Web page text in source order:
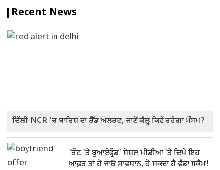
Recent News
ਦਿੱਲੀ-NCR 'ਚ ਬਾਰਿਸ਼ ਦਾ ਰੈੱਡ ਅਲਰਟ, ਜਾਣੋਂ ਕੱਲ੍ਹ ਕਿਵੇਂ ਰਹੇਗਾ ਮੌਸਮ?
'ਰੇਂਟ 'ਤੇ ਬੁਆਏਫ੍ਰੇਂਡ' ਸੋਸ਼ਲ ਮੀਡੀਆ 'ਤੇ ਦਿਖੇ ਇਹ
ਆਫ਼ਰ ਤਾਂ ਹੋ ਜਾਓ ਸਾਵਧਾਨ, ਹੋ ਸਕਦਾ ਹੈ ਵੱਡਾ ਸਕੈਮ!